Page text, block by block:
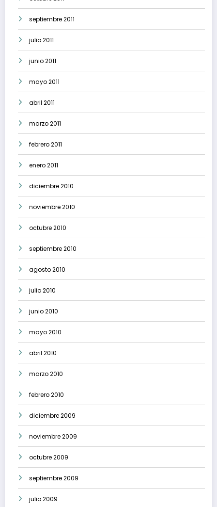
septiembre 2011
julio 2011
junio 2011
mayo 2011
abril 2011
marzo 2011
febrero 2011
enero 2011
diciembre 2010
noviembre 2010
octubre 2010
septiembre 2010
agosto 2010
julio 2010
junio 2010
mayo 2010
abril 2010
marzo 2010
febrero 2010
diciembre 2009
noviembre 2009
octubre 2009
septiembre 2009
julio 2009